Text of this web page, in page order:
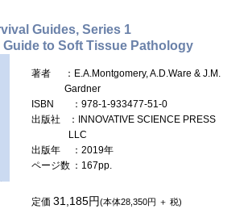
Guides, Series 1
Guide to Soft Tissue Pathology
著者
：E.A.Montgomery, A.D.Ware & J.M.
Gardner
ISBN
：978-1-933477-51-0
出版社
：INNOVATIVE SCIENCE PRESS
LLC
出版年
：2019年
ページ数 ：167pp.
定価31,185円(本体28,350円 ＋ 税)